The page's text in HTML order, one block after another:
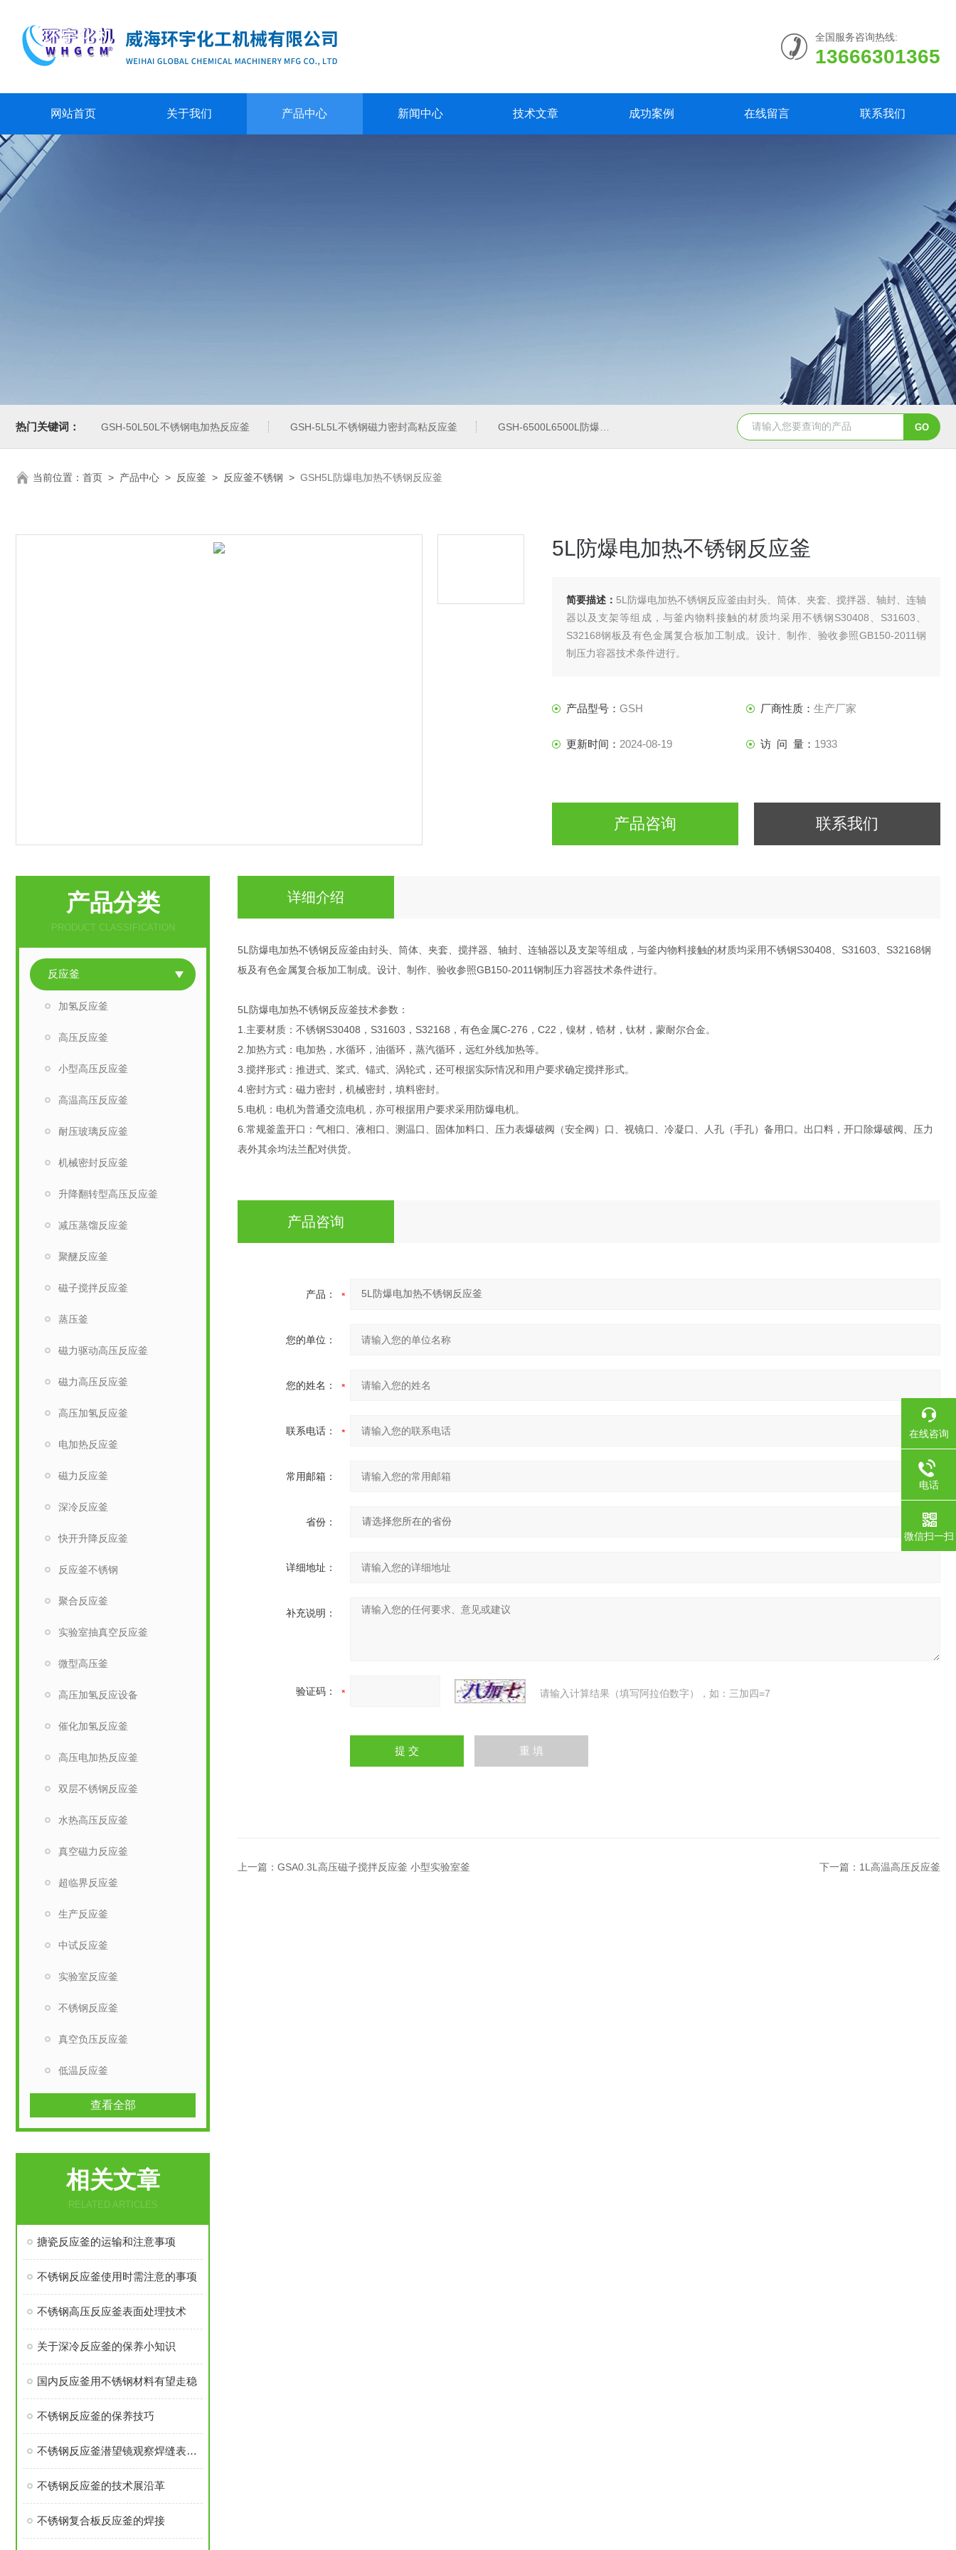
全国服务咨询热线:
13666301365
网站首页 关于我们 产品中心 新闻中心 技术文章 成功案例 在线留言 联系我们
热门关键词： GSH-50L50L不锈钢电加热反应釜 GSH-5L5L不锈钢磁力密封高粘反应釜 GSH-6500L6500L防爆加氢工业反应釜 GSH-0.5L0.5L不锈钢磁力密封聚酯反应釜
当前位置： 首页 > 产品中心 > 反应釜 > 反应釜不锈钢 > GSH5L防爆电加热不锈钢反应釜
5L防爆电加热不锈钢反应釜
简要描述： 5L防爆电加热不锈钢反应釜由封头、筒体、夹套、搅拌器、轴封、连轴
器以及支架等组成，与釜内物料接触的材质均采用不锈钢S30408、S31603、
S32168钢板及有色金属复合板加工制成。设计、制作、验收参照GB150-2011钢
制压力容器技术条件进行。
产品型号： GSH 厂商性质： 生产厂家
更新时间： 2024-08-19 访 问 量： 1933
产品咨询 联系我们
产品分类
PRODUCT CLASSIFICATION
反应釜
加氢反应釜
高压反应釜
小型高压反应釜
高温高压反应釜
耐压玻璃反应釜
机械密封反应釜
升降翻转型高压反应釜
减压蒸馏反应釜
聚醚反应釜
磁子搅拌反应釜
蒸压釜
磁力驱动高压反应釜
磁力高压反应釜
高压加氢反应釜
电加热反应釜
磁力反应釜
深冷反应釜
快开升降反应釜
反应釜不锈钢
聚合反应釜
实验室抽真空反应釜
微型高压釜
高压加氢反应设备
催化加氢反应釜
高压电加热反应釜
双层不锈钢反应釜
水热高压反应釜
真空磁力反应釜
超临界反应釜
生产反应釜
中试反应釜
实验室反应釜
不锈钢反应釜
真空负压反应釜
低温反应釜
查看全部
相关文章
RELATED ARTICLES
搪瓷反应釜的运输和注意事项
不锈钢反应釜使用时需注意的事项
不锈钢高压反应釜表面处理技术
关于深冷反应釜的保养小知识
国内反应釜用不锈钢材料有望走稳
不锈钢反应釜的保养技巧
不锈钢反应釜潜望镜观察焊缝表面时发现裂纹
不锈钢反应釜的技术展沿革
不锈钢复合板反应釜的焊接
详细介绍
5L防爆电加热不锈钢反应釜由封头、筒体、夹套、搅拌器、轴封、连轴器以及支架等组成，与釜内物料接触的材质均采用不锈钢S30408、S31603、S32168钢
板及有色金属复合板加工制成。设计、制作、验收参照GB150-2011钢制压力容器技术条件进行。
5L防爆电加热不锈钢反应釜技术参数：
1.主要材质：不锈钢S30408，S31603，S32168，有色金属C-276，C22，镍材，锆材，钛材，蒙耐尔合金。
2.加热方式：电加热，水循环，油循环，蒸汽循环，远红外线加热等。
3.搅拌形式：推进式、桨式、锚式、涡轮式，还可根据实际情况和用户要求确定搅拌形式。
4.密封方式：磁力密封，机械密封，填料密封。
5.电机：电机为普通交流电机，亦可根据用户要求采用防爆电机。
6.常规釜盖开口：气相口、液相口、测温口、固体加料口、压力表爆破阀（安全阀）口、视镜口、冷凝口、人孔（手孔）备用口。出口料，开口除爆破阀、压力
表外其余均法兰配对供货。
产品咨询
产品：
您的单位：
您的姓名：
联系电话：
常用邮箱：
省份：
详细地址：
补充说明：
验证码： 请输入计算结果（填写阿拉伯数字），如：三加四=7
上一篇： GSA0.3L高压磁子搅拌反应釜 小型实验室釜 下一篇： 1L高温高压反应釜
在线咨询
电话
微信扫一扫